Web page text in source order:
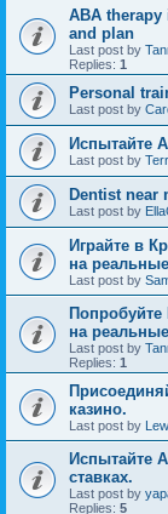
ABA
and plan
Last post by
Replies: 1
Personal
Last post by
Испытайте
Last post by
Dentist near
Last post by
Играйте в
на
Last post by
на
Last post by
Replies: 1
казино.
Last post by
Испытайте
ставках.
Last post by
Replies: 5